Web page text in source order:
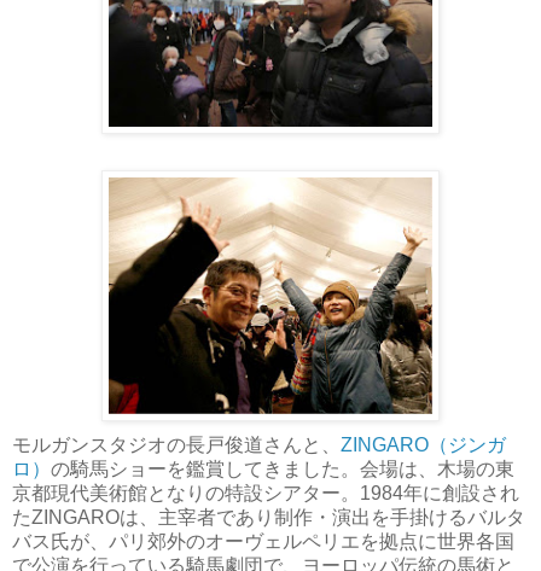
モルガンスタジオの長戸俊道さんと、 ZINGARO（ジンガ
ロ） の騎馬ショーを鑑賞してきました。会場は、木場の東
京都現代美術館となりの特設シアター。1984年に創設され
たZINGAROは、主宰者であり制作・演出を手掛けるバルタ
バス氏が、パリ郊外のオーヴェルペリエを拠点に世界各国
で公演を行っている騎馬劇団で、ヨーロッパ伝統の馬術と